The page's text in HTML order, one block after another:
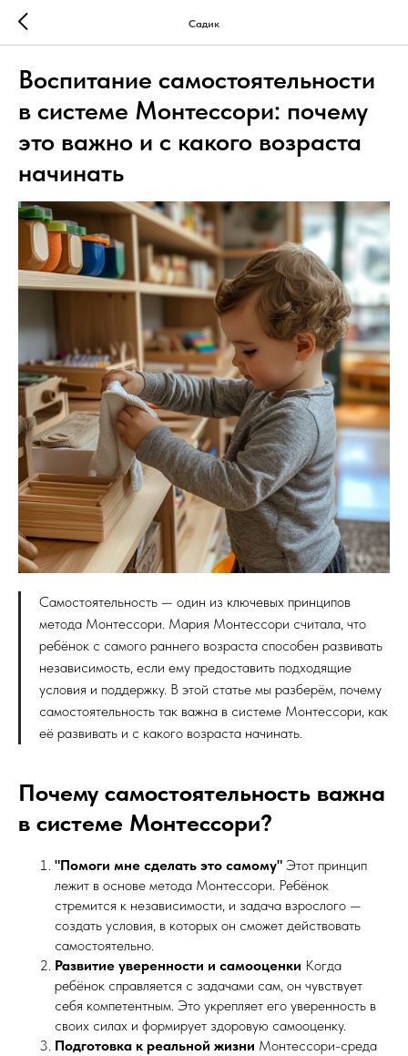
Садик
Воспитание самостоятельности
в системе Монтессори: почему
это важно и с какого возраста
начинать
Самостоятельность — один из ключевых принципов
метода Монтессори. Мария Монтессори считала, что
ребёнок с самого раннего возраста способен развивать
независимость, если ему предоставить подходящие
условия и поддержку. В этой статье мы разберём, почему
самостоятельность так важна в системе Монтессори, как
её развивать и с какого возраста начинать.
Почему самостоятельность важна
в системе Монтессори?
"Помоги мне сделать это самому" Этот принцип
лежит в основе метода Монтессори. Ребёнок
стремится к независимости, и задача взрослого —
создать условия, в которых он сможет действовать
самостоятельно.
Развитие уверенности и самооценки Когда
ребёнок справляется с задачами сам, он чувствует
себя компетентным. Это укрепляет его уверенность в
своих силах и формирует здоровую самооценку.
Подготовка к реальной жизни Монтессори-среда